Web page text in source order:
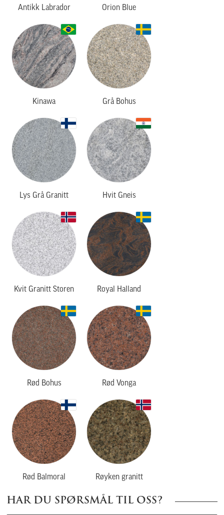
Antikk Labrador Orion Blue
Kinawa Grå Bohus
Lys Grå Granitt Hvit Gneis
Kvit Granitt Storen Royal Halland
Rød Bohus Rød Vonga
Rød Balmoral Røyken granitt
HAR DU SPØRSMÅL TIL OSS?